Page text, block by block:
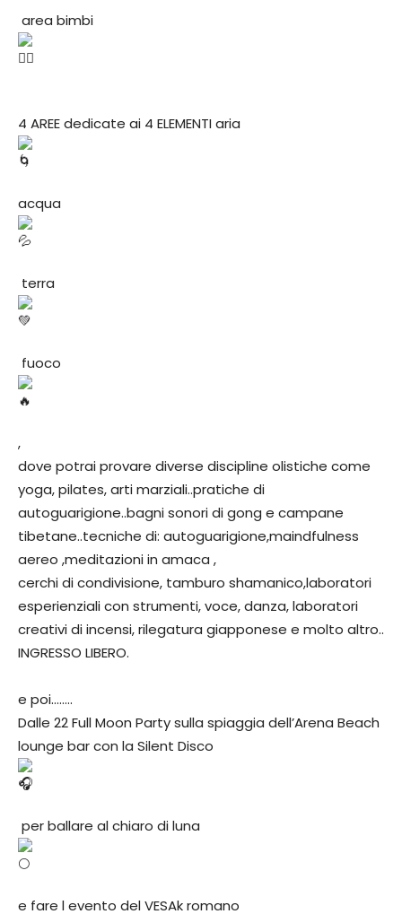
area bimbi
4 AREE dedicate ai 4 ELEMENTI aria
acqua
terra
fuoco
,
dove potrai provare diverse discipline olistiche come
yoga, pilates, arti marziali..pratiche di
autoguarigione..bagni sonori di gong e campane
tibetane..tecniche di: autoguarigione,maindfulness
aereo ,meditazioni in amaca ,
cerchi di condivisione, tamburo shamanico,laboratori
esperienziali con strumenti, voce, danza, laboratori
creativi di incensi, rilegatura giapponese e molto altro..
INGRESSO LIBERO.
e poi……..
Dalle 22 Full Moon Party sulla spiaggia dell’Arena Beach
lounge bar con la Silent Disco
per ballare al chiaro di luna
e fare l evento del VESAk romano